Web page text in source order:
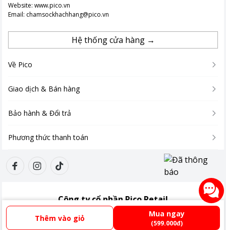
Thêm vào giỏ Mua ngay
(599.000đ)
Website: www.pico.vn
Email: chamsockhachhang@pico.vn
Hệ thống cửa hàng →
Về Pico
Giao dịch & Bán hàng
Bảo hành & Đổi trả
Phương thức thanh toán
Công ty cổ phần Pico Retail
0110485438
Tầng 3, Tòa nhà Xuân Thủy, số 173, đường Xuân Thủy, Phường Cầu
Giấy, Thành phố Hà Nội, Việt Nam